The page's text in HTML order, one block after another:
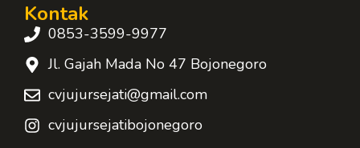
Kontak
0853-3599-9977
Jl. Gajah Mada No 47 Bojonegoro
cvjujursejati@gmail.com
cvjujursejatibojonegoro